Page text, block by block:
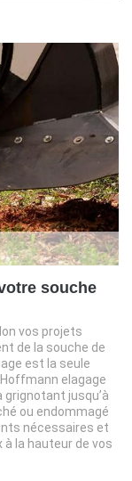
souche
vos projets
de la souche de
est la seule
elagage
jusqu’à
ou endommagé
nécessaires et
la hauteur de vos